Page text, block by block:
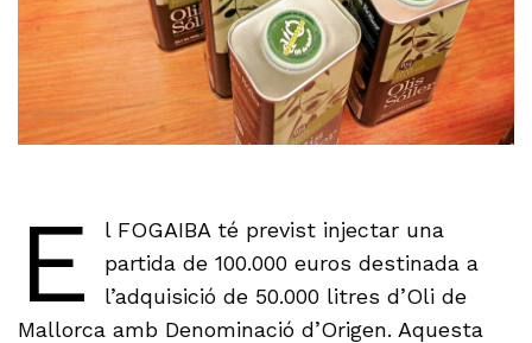
E
l FOGAIBA té previst injectar una
partida de 100.000 euros destinada a
l’adquisició de 50.000 litres d’Oli de
Mallorca amb Denominació d’Origen. Aquesta